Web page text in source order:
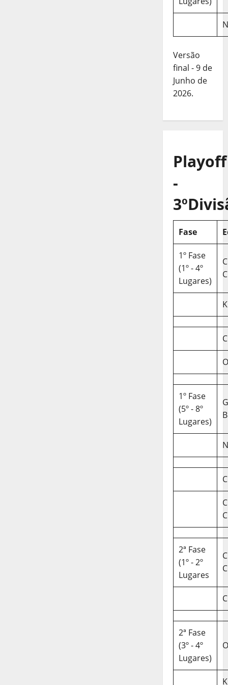
Versão
final - 9 de
Junho de
2026.
Playoff
-
Fase
1º Fase
(1º - 4º
Lugares)
C
1º Fase
(5º - 8º
Lugares)
B
C
2ª Fase
(1º - 2º
Lugares
C
2ª Fase
(3º - 4º
Lugares)